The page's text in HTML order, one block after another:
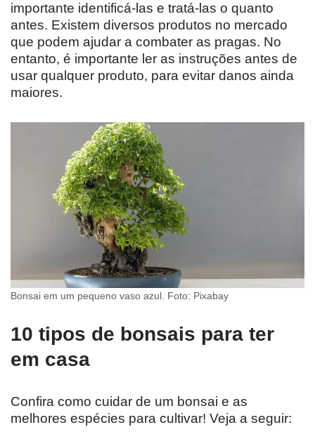
importante identificá-las e tratá-las o quanto
antes. Existem diversos produtos no mercado
que podem ajudar a combater as pragas. No
entanto, é importante ler as instruções antes de
usar qualquer produto, para evitar danos ainda
maiores.
Bonsai em um pequeno vaso azul. Foto: Pixabay
10 tipos de bonsais para ter
em casa
Confira como cuidar de um bonsai e as
melhores espécies para cultivar! Veja a seguir: